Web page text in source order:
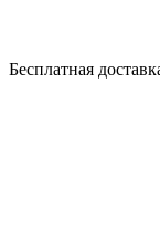
Бесплатная